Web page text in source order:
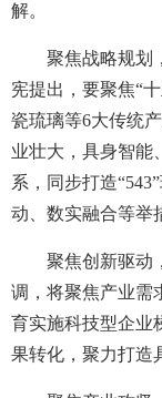
解。
聚焦战略规划，
宪提出，要聚焦“
瓷琉璃等6大传统
业壮大，具身智能
系，同步打造
动、数实融合等举
聚焦创新驱动，
调，将聚焦产业需
育实施科技型企业
果转化，聚力打造